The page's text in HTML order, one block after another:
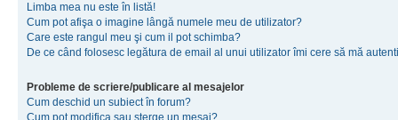
Limba mea nu este în listă!
Cum pot afişa o imagine lângă numele meu de utilizator?
Care este rangul meu şi cum il pot schimba?
De ce când folosesc legătura de email al unui utilizator îmi cere să mă
Probleme de scriere/publicare al mesajelor
Cum deschid un subiect în forum?
Cum pot modifica sau şterge un mesaj?